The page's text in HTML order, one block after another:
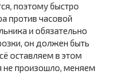
поэтому быстро
против часовой
и обязательно
он должен быть
оставляем в этом
не произошло, меняем